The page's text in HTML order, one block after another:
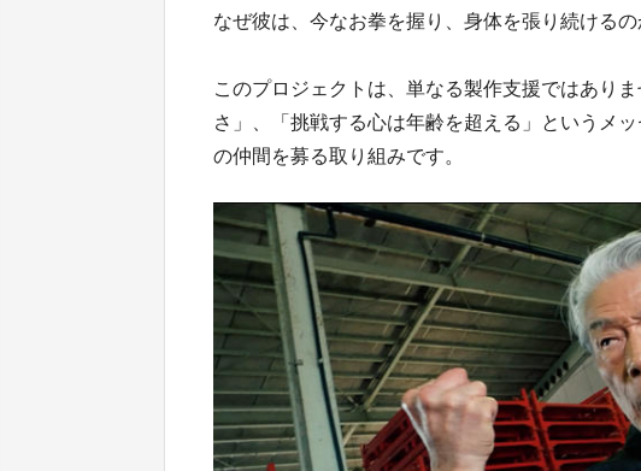
なぜ彼は、今なお拳を握り、身体を張り続けるの
このプロジェクトは、単なる製作支援ではあり
さ」、「挑戦する心は年齢を超える」というメ
の仲間を募る取り組みです。